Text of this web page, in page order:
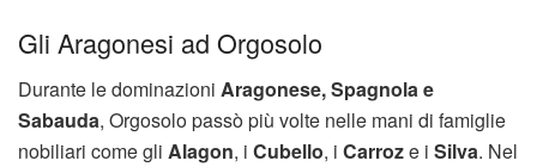
Gli Aragonesi ad Orgosolo
Durante le dominazioni Aragonese, Spagnola e
Sabauda, Orgosolo passò più volte nelle mani di famiglie
nobiliari come gli Alagon, i Cubello, i Carroze i Silva. Nel